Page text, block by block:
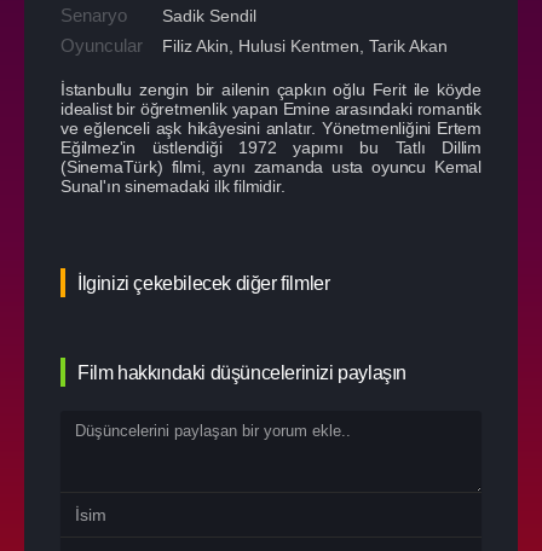
Senaryo Sadik Sendil
Oyuncular Filiz Akin Hulusi Kentmen Tarik Akan
İstanbullu zengin bir ailenin çapkın oğlu Ferit ile köyde
idealist bir öğretmenlik yapan Emine arasındaki romantik
ve eğlenceli aşk hikâyesini anlatır. Yönetmenliğini Ertem
Eğilmez'in üstlendiği 1972 yapımı bu Tatlı Dillim
(SinemaTürk) filmi, aynı zamanda usta oyuncu Kemal
Sunal'ın sinemadaki ilk filmidir.
İlginizi çekebilecek diğer filmler
Film hakkındaki düşüncelerinizi paylaşın